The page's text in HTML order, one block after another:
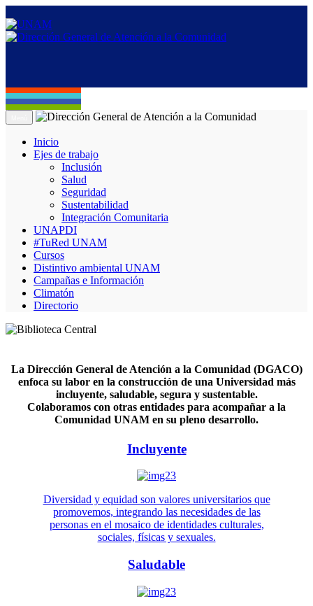
Inicio
Ejes de trabajo
Inclusión
Salud
Seguridad
Sustentabilidad
Integración Comunitaria
UNAPDI
#TuRed UNAM
Cursos
Distintivo ambiental UNAM
Campañas e Información
Climatón
Directorio
La Dirección General de Atención a la Comunidad (DGACO)
enfoca su labor en la construcción de una Universidad más
incluyente, saludable, segura y sustentable.
Colaboramos con otras entidades para acompañar a la
Comunidad UNAM en su pleno desarrollo.
Incluyente
Diversidad y equidad son valores universitarios que
promovemos, integrando las necesidades de las
personas en el mosaico de identidades culturales,
sociales, físicas y sexuales.
Saludable